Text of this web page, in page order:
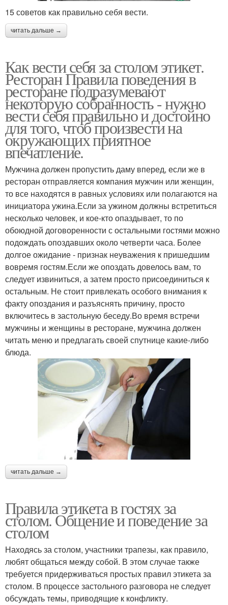
15 советов как правильно себя вести.
читать дальше →
Как вести себя за столом этикет.
Ресторан Правила поведения в
ресторане подразумевают
некоторую собранность - нужно
вести себя правильно и достойно
для того, чтоб произвести на
окружающих приятное
впечатление.
Мужчина должен пропустить даму вперед, если же в
ресторан отправляется компания мужчин или женщин,
то все находятся в равных условиях или полагаются на
инициатора ужина.Если за ужином должны встретиться
несколько человек, и кое-кто опаздывает, то по
обоюдной договоренности с остальными гостями можно
подождать опоздавших около четверти часа. Более
долгое ожидание - признак неуважения к пришедшим
вовремя гостям.Если же опоздать довелось вам, то
следует извиниться, а затем просто присоединиться к
остальным. Не стоит привлекать особого внимания к
факту опоздания и разъяснять причину, просто
включитесь в застольную беседу.Во время встречи
мужчины и женщины в ресторане, мужчина должен
читать меню и предлагать своей спутнице какие-либо
блюда.
читать дальше →
Правила этикета в гостях за
столом. Общение и поведение за
столом
Находясь за столом, участники трапезы, как правило,
любят общаться между собой. В этом случае также
требуется придерживаться простых правил этикета за
столом. В процессе застольного разговора не следует
обсуждать темы, приводящие к конфликту.